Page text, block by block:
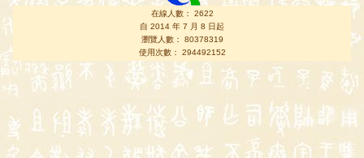
在線人數： 2622
自 2014 年 7 月 8 日起
瀏覽人數： 80378319
使用次數： 294492152